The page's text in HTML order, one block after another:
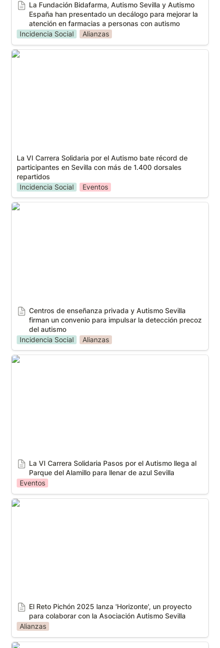
La Fundación Bidafarma, Autismo Sevilla y Autismo
España han presentado un decálogo para mejorar la
atención en farmacias a personas con autismo
Incidencia Social
Alianzas
La VI Carrera Solidaria por el Autismo bate récord
La VI Carrera Solidaria por el Autismo bate récord de
participantes en Sevilla con más de 1.400 dorsales
repartidos
Incidencia Social
Eventos
Centros de enseñanza privada y Autismo Sevilla
Centros de enseñanza privada y Autismo Sevilla
firman un convenio para impulsar la detección precoz
del autismo
Incidencia Social
Alianzas
La VI Carrera Solidaria Pasos por el Autismo llega al
La VI Carrera Solidaria Pasos por el Autismo llega al
Parque del Alamillo para llenar de azul Sevilla
Eventos
El Reto Pichón 2025 lanza 'Horizonte', un proyecto
El Reto Pichón 2025 lanza 'Horizonte', un proyecto
para colaborar con la Asociación Autismo Sevilla
Alianzas